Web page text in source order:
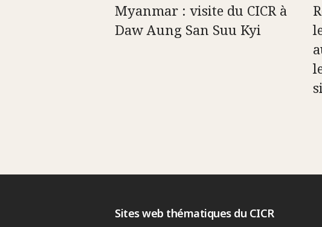
Myanmar : visite du CICR à
Daw Aung San Suu Kyi
Sites web thématiques du CICR